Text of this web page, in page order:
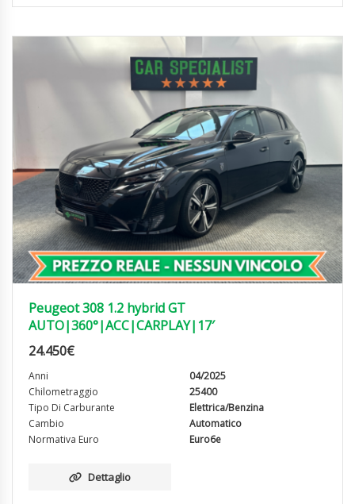
Peugeot 308 1.2 hybrid GT
AUTO|360°|ACC|CARPLAY|17′
24.450€
Anni
04/2025
Chilometraggio
25400
Tipo Di Carburante
Elettrica/Benzina
Cambio
Automatico
Normativa Euro
Euro6e
Dettaglio